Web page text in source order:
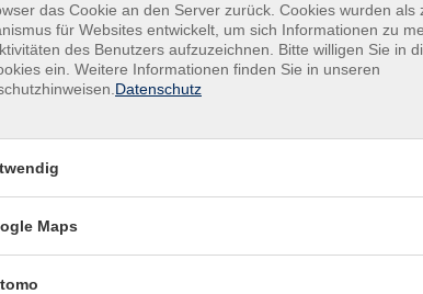
Ort / Raum
Bürgerhaus Ochsenfurt (Parken: Mainuferstr.)
das Cookie an den Server zurück. Cookies wurden als
für Websites entwickelt, um sich Informationen zu
des Benutzers aufzuzeichnen. Bitte willigen Sie in
ein. Weitere Informationen finden Sie in unseren
Datenschutz
Maps